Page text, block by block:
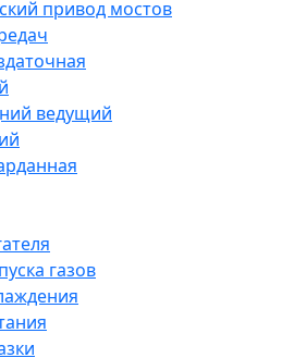
привод мостов
ведущий
газов